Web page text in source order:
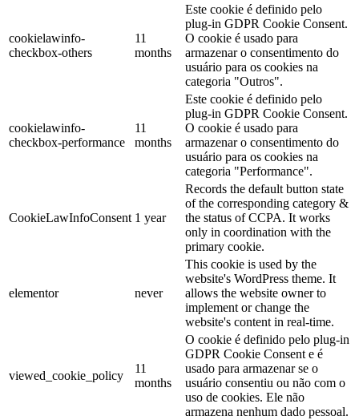
cookielawinfo-
checkbox-others
11
months
Este cookie é definido pelo
plug-in GDPR Cookie Consent.
O cookie é usado para
armazenar o consentimento do
usuário para os cookies na
categoria "Outros".
cookielawinfo-
checkbox-performance
11
months
Este cookie é definido pelo
plug-in GDPR Cookie Consent.
O cookie é usado para
armazenar o consentimento do
usuário para os cookies na
categoria "Performance".
CookieLawInfoConsent 1 year
Records the default button state
of the corresponding category &
the status of CCPA. It works
only in coordination with the
primary cookie.
elementor never
This cookie is used by the
website's WordPress theme. It
allows the website owner to
implement or change the
website's content in real-time.
viewed_cookie_policy
11
months
O cookie é definido pelo plug-in
GDPR Cookie Consent e é
usado para armazenar se o
usuário consentiu ou não com o
uso de cookies. Ele não
armazena nenhum dado pessoal.